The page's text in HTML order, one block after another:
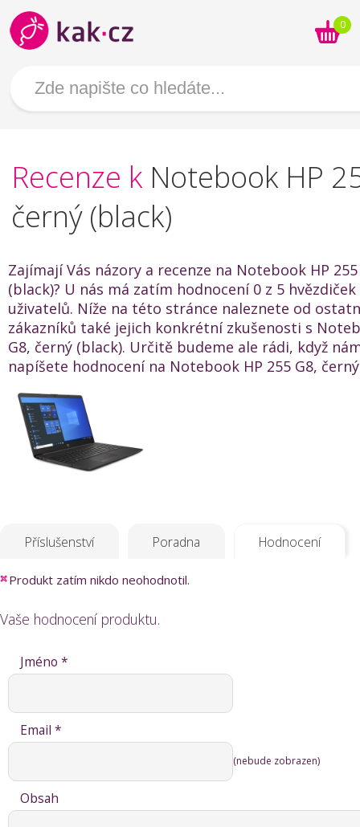
0
Recenze k Notebook HP
černý (black)
Zajímají Vás názory a recenze na Notebook HP
(black)? U nás má zatím hodnocení 0 z 5 hvězdiček
uživatelů. Níže na této stránce naleznete od
zákazníků také jejich konkrétní zkušenosti s
G8, černý (black). Určitě budeme ale rádi, když
napíšete hodnocení na Notebook HP 255 G8,
Příslušenství Poradna Hodnocení
Produkt zatím nikdo neohodnotil.
Vaše hodnocení produktu.
Jméno *
Email *
(nebude zobrazen)
Obsah